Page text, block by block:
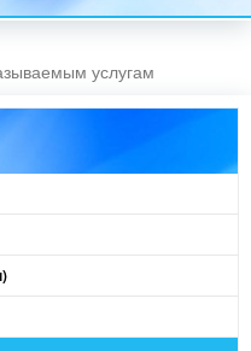
услугам